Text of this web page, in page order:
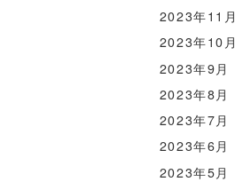
2023年11月
2023年10月
2023年9月
2023年8月
2023年7月
2023年6月
2023年5月